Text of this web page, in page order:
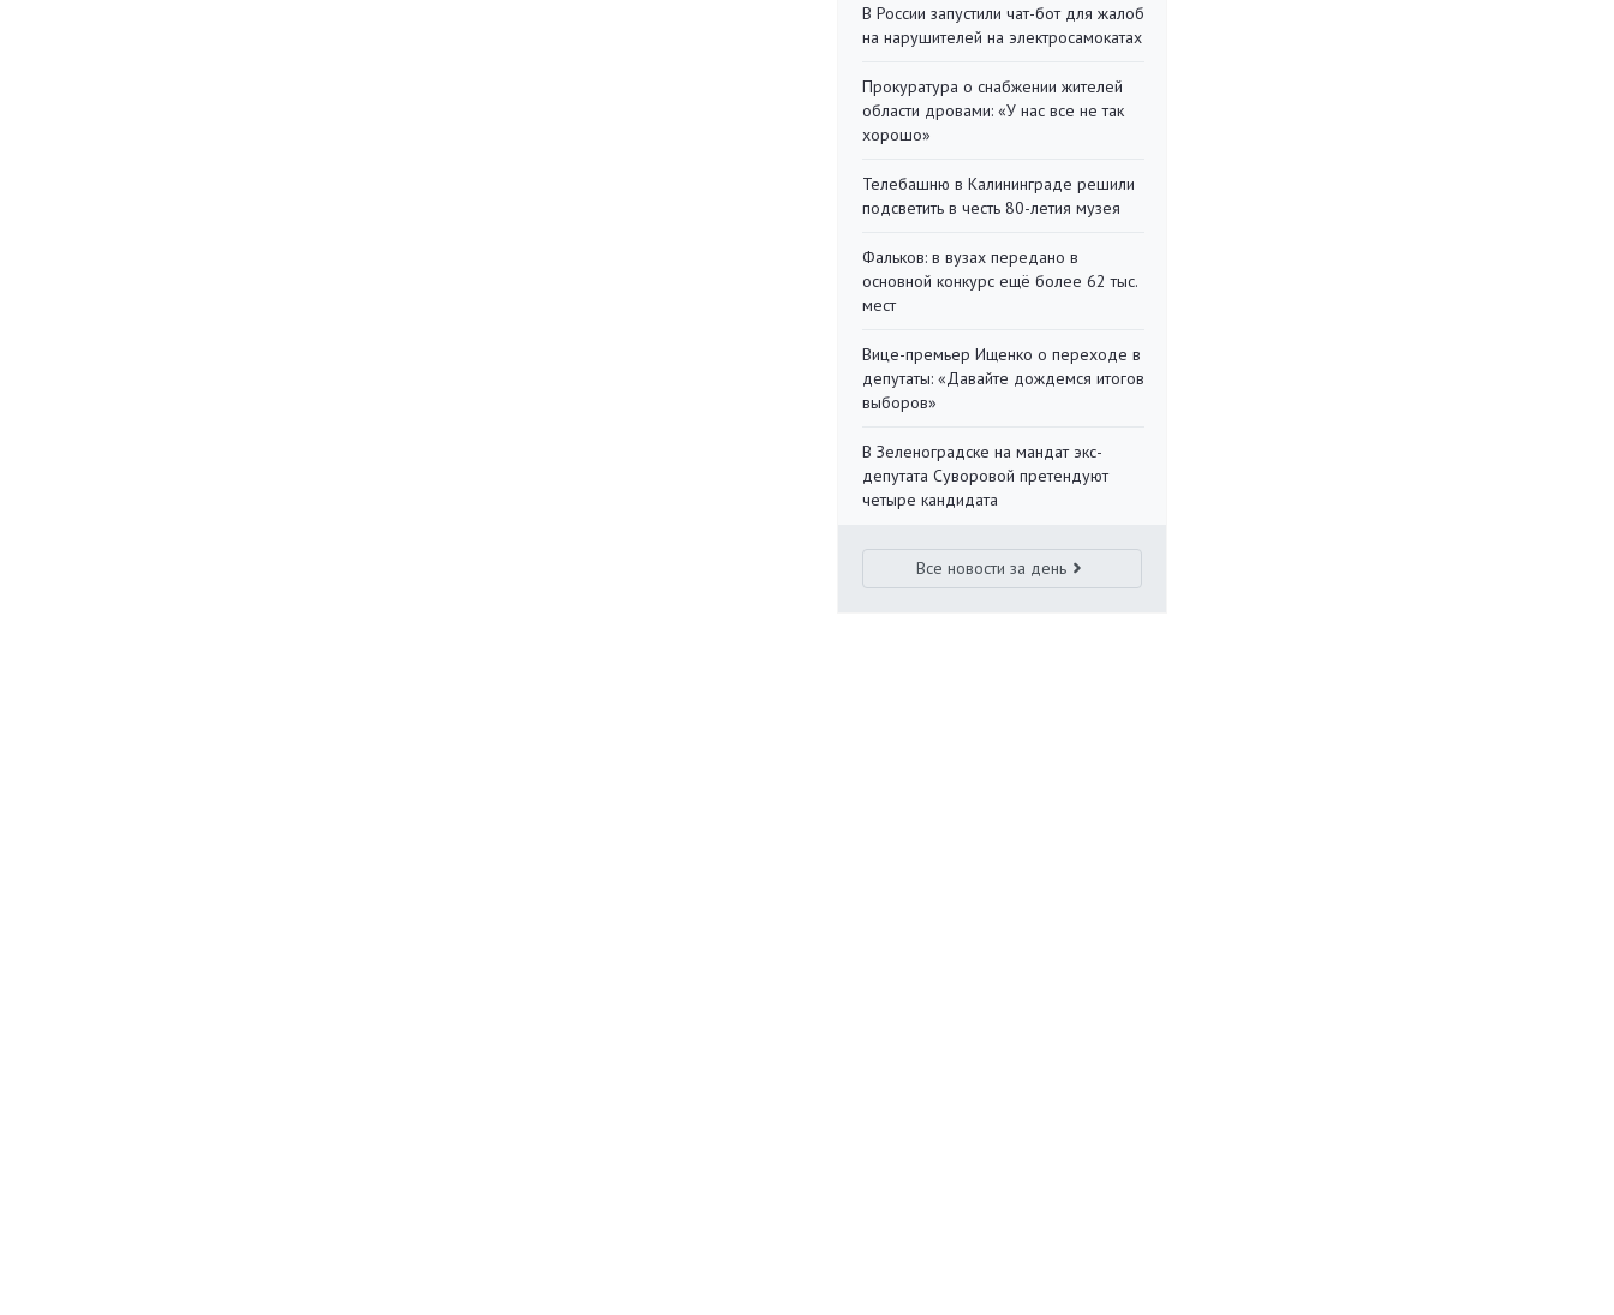
В России запустили чат-бот для жалоб
на нарушителей на электросамокатах
Прокуратура о снабжении жителей
области дровами: «У нас все не так
хорошо»
Телебашню в Калининграде решили
подсветить в честь 80-летия музея
Фальков: в вузах передано в
основной конкурс ещё более 62 тыс.
мест
Вице-премьер Ищенко о переходе в
депутаты: «Давайте дождемся итогов
выборов»
В Зеленоградске на мандат экс-
депутата Суворовой претендуют
четыре кандидата
Все новости за день